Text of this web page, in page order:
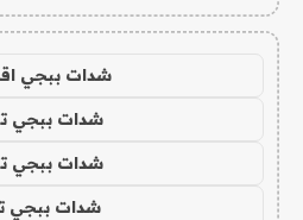
شدات ببجي
شدات ببجي
شدات ببجي
شدات ببجي